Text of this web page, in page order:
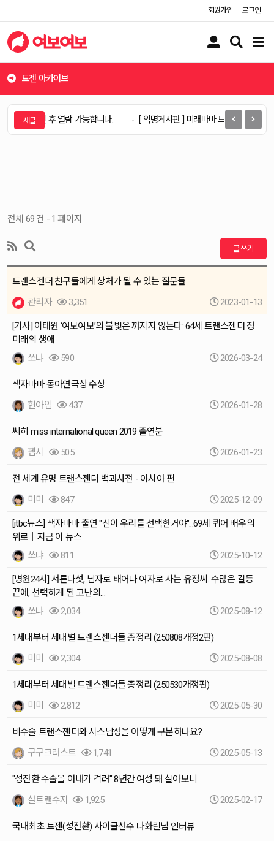
회원가입 로그인
유
버
검
버
메
버
트젠 아카이브
로그인 후 열람 가능합니다. [ 익명게시판 ] 미래마마 드라마 재밌어?
전체 69 건 - 1 페이지
글쓰기
트랜스젠더 친구들에게 상처가 될 수 있는 질문들
관리자
3,351 2023-01-13
[기사] 이태원 ‘여보여보’의 불빛은 꺼지지 않는다: 64세 트랜스젠더 정
미래의 생애
쏘냐
590 2026-03-24
색자마마 동아연극상 수상
현아임
437 2026-01-28
쎄히 miss international queen 2019 출연분
펩시
505 2026-01-23
전 세계 유명 트랜스젠더 백과사전 - 아시아 편
미미
847 2025-12-09
[jtbc뉴스] 색자마마 출연 "신이 우리를 선택한거야"...69세 퀴어 배우의
위로｜지금 이 뉴스
쏘냐
811 2025-10-12
[병원24시] 서른다섯, 남자로 태어나 여자로 사는 유정씨. 수많은 갈등
끝에, 선택하게 된 고난의…
쏘냐
2,034 2025-08-12
1세대부터 세대별 트랜스젠더들 총정리 (250808개정2판)
미미
2,304 2025-08-08
1세대부터 세대별 트랜스젠더들 총정리 (250530개정판)
미미
2,812 2025-05-30
비수술 트랜스젠더와 시스남성을 어떻게 구분하나요?
구구크러스트
1,741 2025-05-13
"성전환 수술을 아내가 격려" 8년간 여성 돼 살아보니
설트랜수지
1,925 2025-02-17
국내최초 트젠(성전환) 사이클선수 나화린님 인터뷰